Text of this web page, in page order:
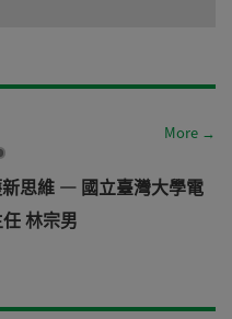
More →
思維 — 國立臺灣大學電
林宗男